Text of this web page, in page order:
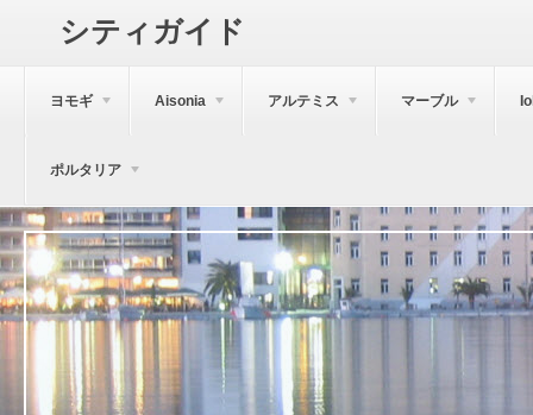
シティガイド
ヨモギ Aisonia アルテミス マーブル
ポルタリア